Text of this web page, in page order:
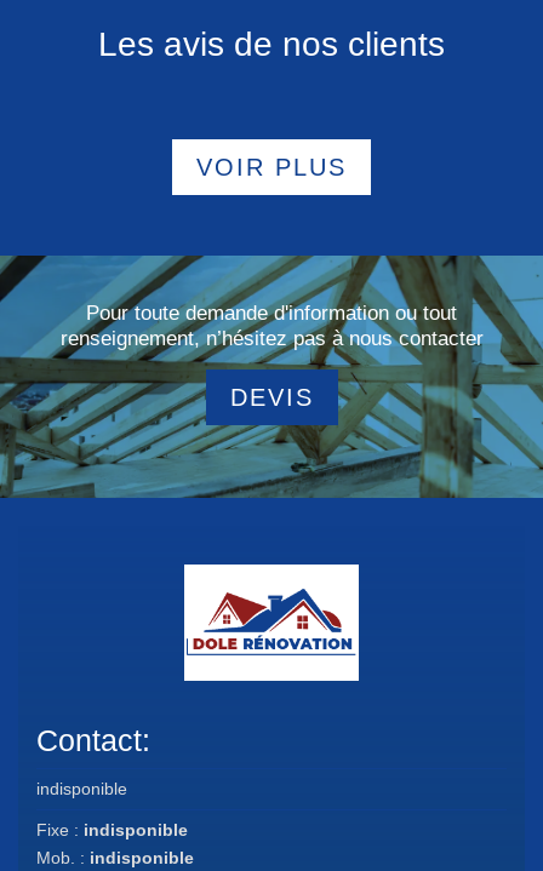
Les avis de nos clients
VOIR PLUS
Pour toute demande d'information ou tout
renseignement, n’hésitez pas à nous contacter
DEVIS
Contact:
indisponible
Fixe : indisponible
Mob. : indisponible